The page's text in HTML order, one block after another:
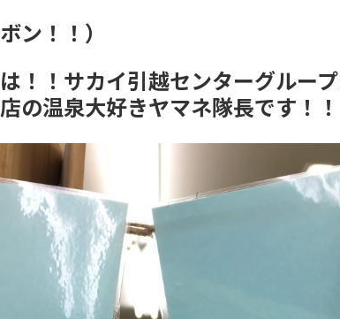
ン！！）
！！サカイ引越センターグルー
の温泉大好きヤマネ隊長です！！